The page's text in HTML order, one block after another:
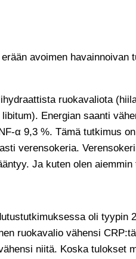
avoimen
ruokavaliota
Energian saanti
α 9,3 %. Tämä tutkimus
verensokeria.
Ja kuten olen
oli
ruokavalio vähensi
niitä. Koska